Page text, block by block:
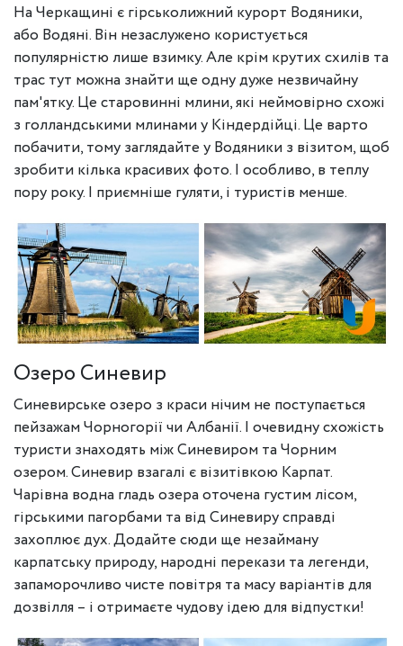
На Черкащині є гірськолижний курорт Водяники,
або Водяні. Він незаслужено користується
популярністю лише взимку. Але крім крутих схилів та
трас тут можна знайти ще одну дуже незвичайну
пам'ятку. Це старовинні млини, які неймовірно схожі
з голландськими млинами у Кіндердійці. Це варто
побачити, тому заглядайте у Водяники з візитом, щоб
зробити кілька красивих фото. І особливо, в теплу
пору року. І приємніше гуляти, і туристів менше.
Озеро Синевир
Синевирське озеро з краси нічим не поступається
пейзажам Чорногорії чи Албанії. І очевидну схожість
туристи знаходять між Синевиром та Чорним
озером. Синевир взагалі є візитівкою Карпат.
Чарівна водна гладь озера оточена густим лісом,
гірськими пагорбами та від Синевиру справді
захоплює дух. Додайте сюди ще незайману
карпатську природу, народні перекази та легенди,
запаморочливо чисте повітря та масу варіантів для
дозвілля – і отримаєте чудову ідею для відпустки!